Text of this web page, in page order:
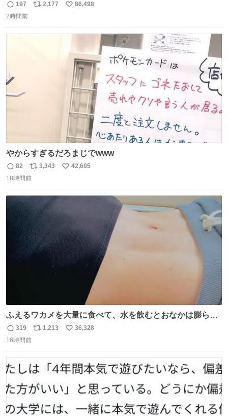
返
信
197
リ
2,177
い
86,498
2時間前
やからすぎるだろまじでwww
返
信
82
リ
ポ
3,343
い
42,605
18時間前
ふえるワカメを大量に食べて、水を飲むとおなかは膨ら
む・・・・！？ ⚠️よい子は絶対マネしないでね⚠️ #夏休み
の自由研究
返
信
319
リ
ト
数
1,213
い
数
36,328
16時間前